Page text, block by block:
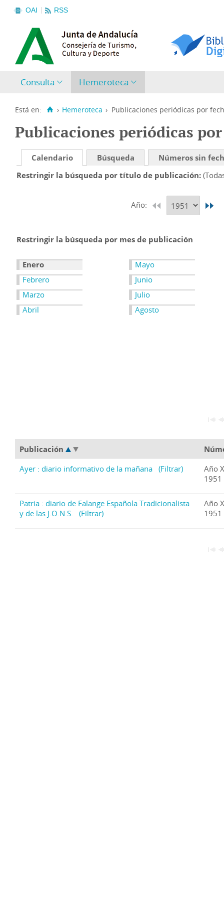
OAI RSS
Consulta Hemeroteca
Está en: › Hemeroteca › Publicaciones periódicas por
Publicaciones periódicas
Calendario Búsqueda
Números sin
Restringir la búsqueda por título de publicación
Año:
Restringir la búsqueda por mes de publicación
Enero
Febrero
Marzo
Abril
Mayo
Junio
Julio
Agosto
Publicación
Ayer : diario informativo de la mañana (Filtrar)
Año
1951
Patria : diario de Falange Española Tradicionalista
y de las J.O.N.S.
(Filtrar)
Año
1951